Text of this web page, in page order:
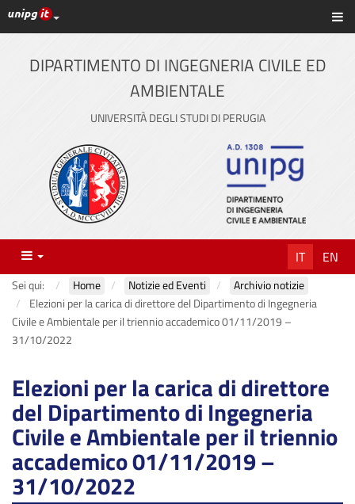
Vai
al
contenuto
principale
Link ai principali servizi web di Ateneo
DIPARTIMENTO DI INGEGNERIA CIVILE ED
AMBIENTALE
UNIVERSITÀ DEGLI STUDI DI PERUGIA
Menu IT EN
Sei qui: Home Notizie ed Eventi
Archivio notizie
Elezioni per la carica di direttore del Dipartimento di Ingegneria
Civile e Ambientale per il triennio accademico 01/11/2019 –
31/10/2022
Elezioni per la carica di direttore
del Dipartimento di Ingegneria
Civile e Ambientale per il triennio
accademico 01/11/2019 –
31/10/2022